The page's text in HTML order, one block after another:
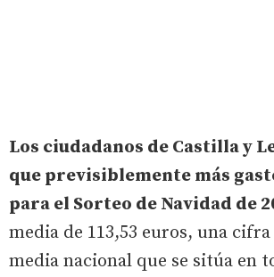
Los ciudadanos de Castilla y
que previsiblemente más
para el Sorteo de Navidad de
media de 113,53 euros, una
media nacional que se sitúa en